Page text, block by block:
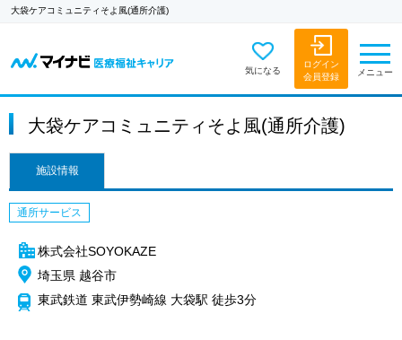
大袋ケアコミュニティそよ風(通所介護)
気になる
ログイン
会員登録
メニュー
大袋ケアコミュニティそよ風(通所介護)
施設情報
通所サービス
株式会社SOYOKAZE
埼玉県 越谷市
東武鉄道 東武伊勢崎線 大袋駅 徒歩3分